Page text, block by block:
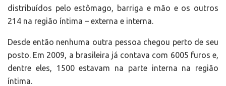
distribuídos pelo estômago, barriga e mão e os outros
214 na região íntima – externa e interna.
Desde então nenhuma outra pessoa chegou perto de seu
posto. Em 2009, a brasileira já contava com 6005 furos e,
dentre eles, 1500 estavam na parte interna na região
íntima.